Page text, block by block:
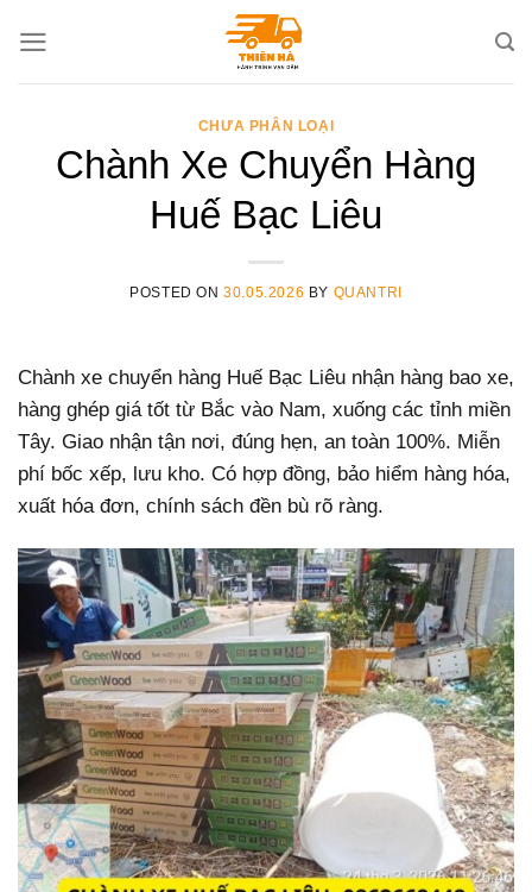
CHƯA PHÂN LOẠI
Chành Xe Chuyển Hàng
Huế Bạc Liêu
POSTED ON30.05.2026 BY QUANTRI
Chành xe chuyển hàng Huế Bạc Liêu nhận hàng bao xe,
hàng ghép giá tốt từ Bắc vào Nam, xuống các tỉnh miền
Tây. Giao nhận tận nơi, đúng hẹn, an toàn 100%. Miễn
phí bốc xếp, lưu kho. Có hợp đồng, bảo hiểm hàng hóa,
xuất hóa đơn, chính sách đền bù rõ ràng.